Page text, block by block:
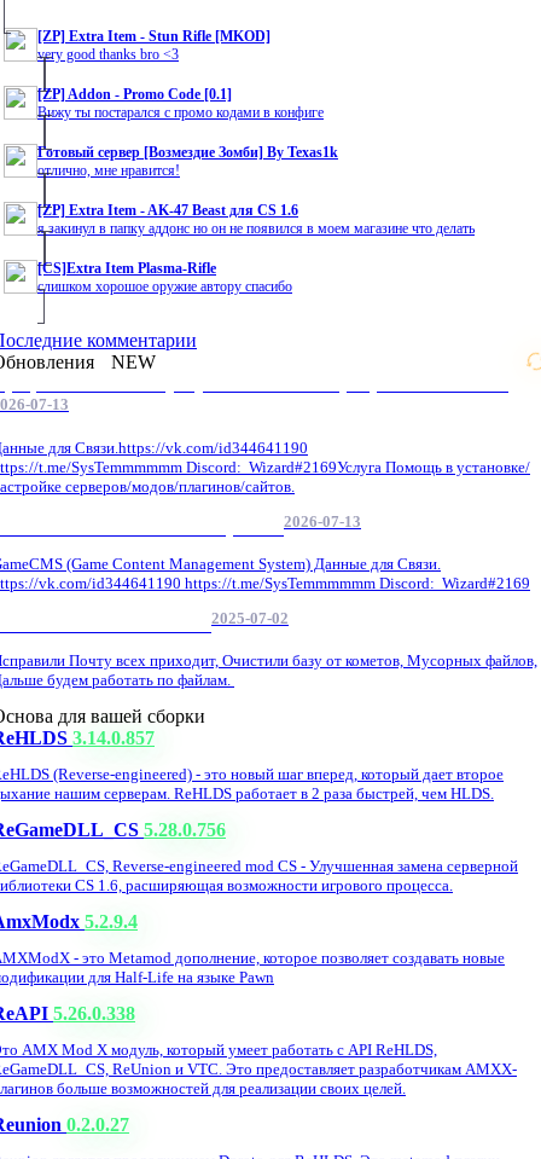
[ZP] Extra Item - Stun Rifle [MKOD]
very good thanks bro <3
[ZP] Addon - Promo Code [0.1]
Вижу ты постарался с промо кодами в конфиге
Готовый сервер [Возмездие Зомби] By Texas1k
отлично, мне нравится!
[ZP] Extra Item - AK-47 Beast для CS 1.6
я закинул в папку аддонс но он не появился в моем магазине что делать
[CS]Extra Item Plasma-Rifle
слишком хорошое оружие автору спасибо
комментарии
NEW
07-13
для Связи.https://vk.com/id344641190
t.me/SysTemmmmmm Discord: Wizard#2169Услуга Помощь в установке/
серверов/модов/плагинов/сайтов.
2026-07-13
(Game Content Management System) Данные для Связи.
vk.com/id344641190 https://t.me/SysTemmmmmm Discord: Wizard#2169
2025-07-02
Почту всех приходит, Очистили базу от кометов, Мусорных файлов,
будем работать по файлам.
для вашей сборки
3.14.0.857
(Reverse-engineered) - это новый шаг вперед, который дает второе
нашим серверам. ReHLDS работает в 2 раза быстрей, чем HLDS.
5.28.0.756
Reverse-engineered mod CS - Улучшенная замена серверной
CS 1.6, расширяющая возможности игрового процесса.
5.2.9.4
- это Metamod дополнение, которое позволяет создавать новые
для Half-Life на языке Pawn
5.26.0.338
AMX Mod X модуль, который умеет работать с API ReHLDS,
ReUnion и VTC. Это предоставляет разработчикам AMXX-
больше возможностей для реализации своих целей.
0.2.0.27